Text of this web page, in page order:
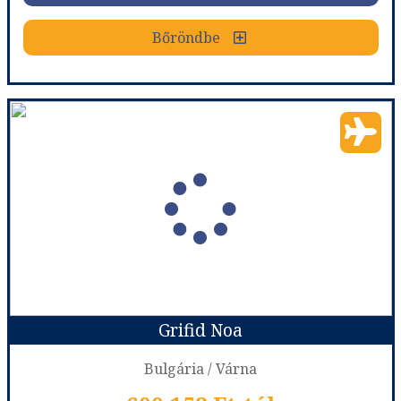
Bőröndbe
Bőröndbe
Grifid Hotel Encanto Beach
Golden Sands
Utazás módja: Repülővel
Ellátás: All inclusive
Szálláskategória:Hotel ****
DOUBLE SEA VIEW - Double sea view
Időpont: 2026-09-17 | 5 éj
Grifid Noa
Bulgária / Várna